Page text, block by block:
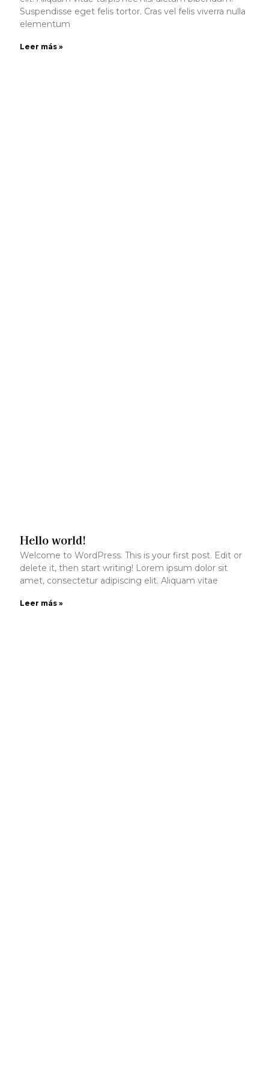
Suspendisse eget felis tortor. Cras vel felis viverra nulla
elementum
Leer más »
Hello world!
Welcome to WordPress. This is your first post. Edit or
delete it, then start writing! Lorem ipsum dolor sit
amet, consectetur adipiscing elit. Aliquam vitae
Leer más »